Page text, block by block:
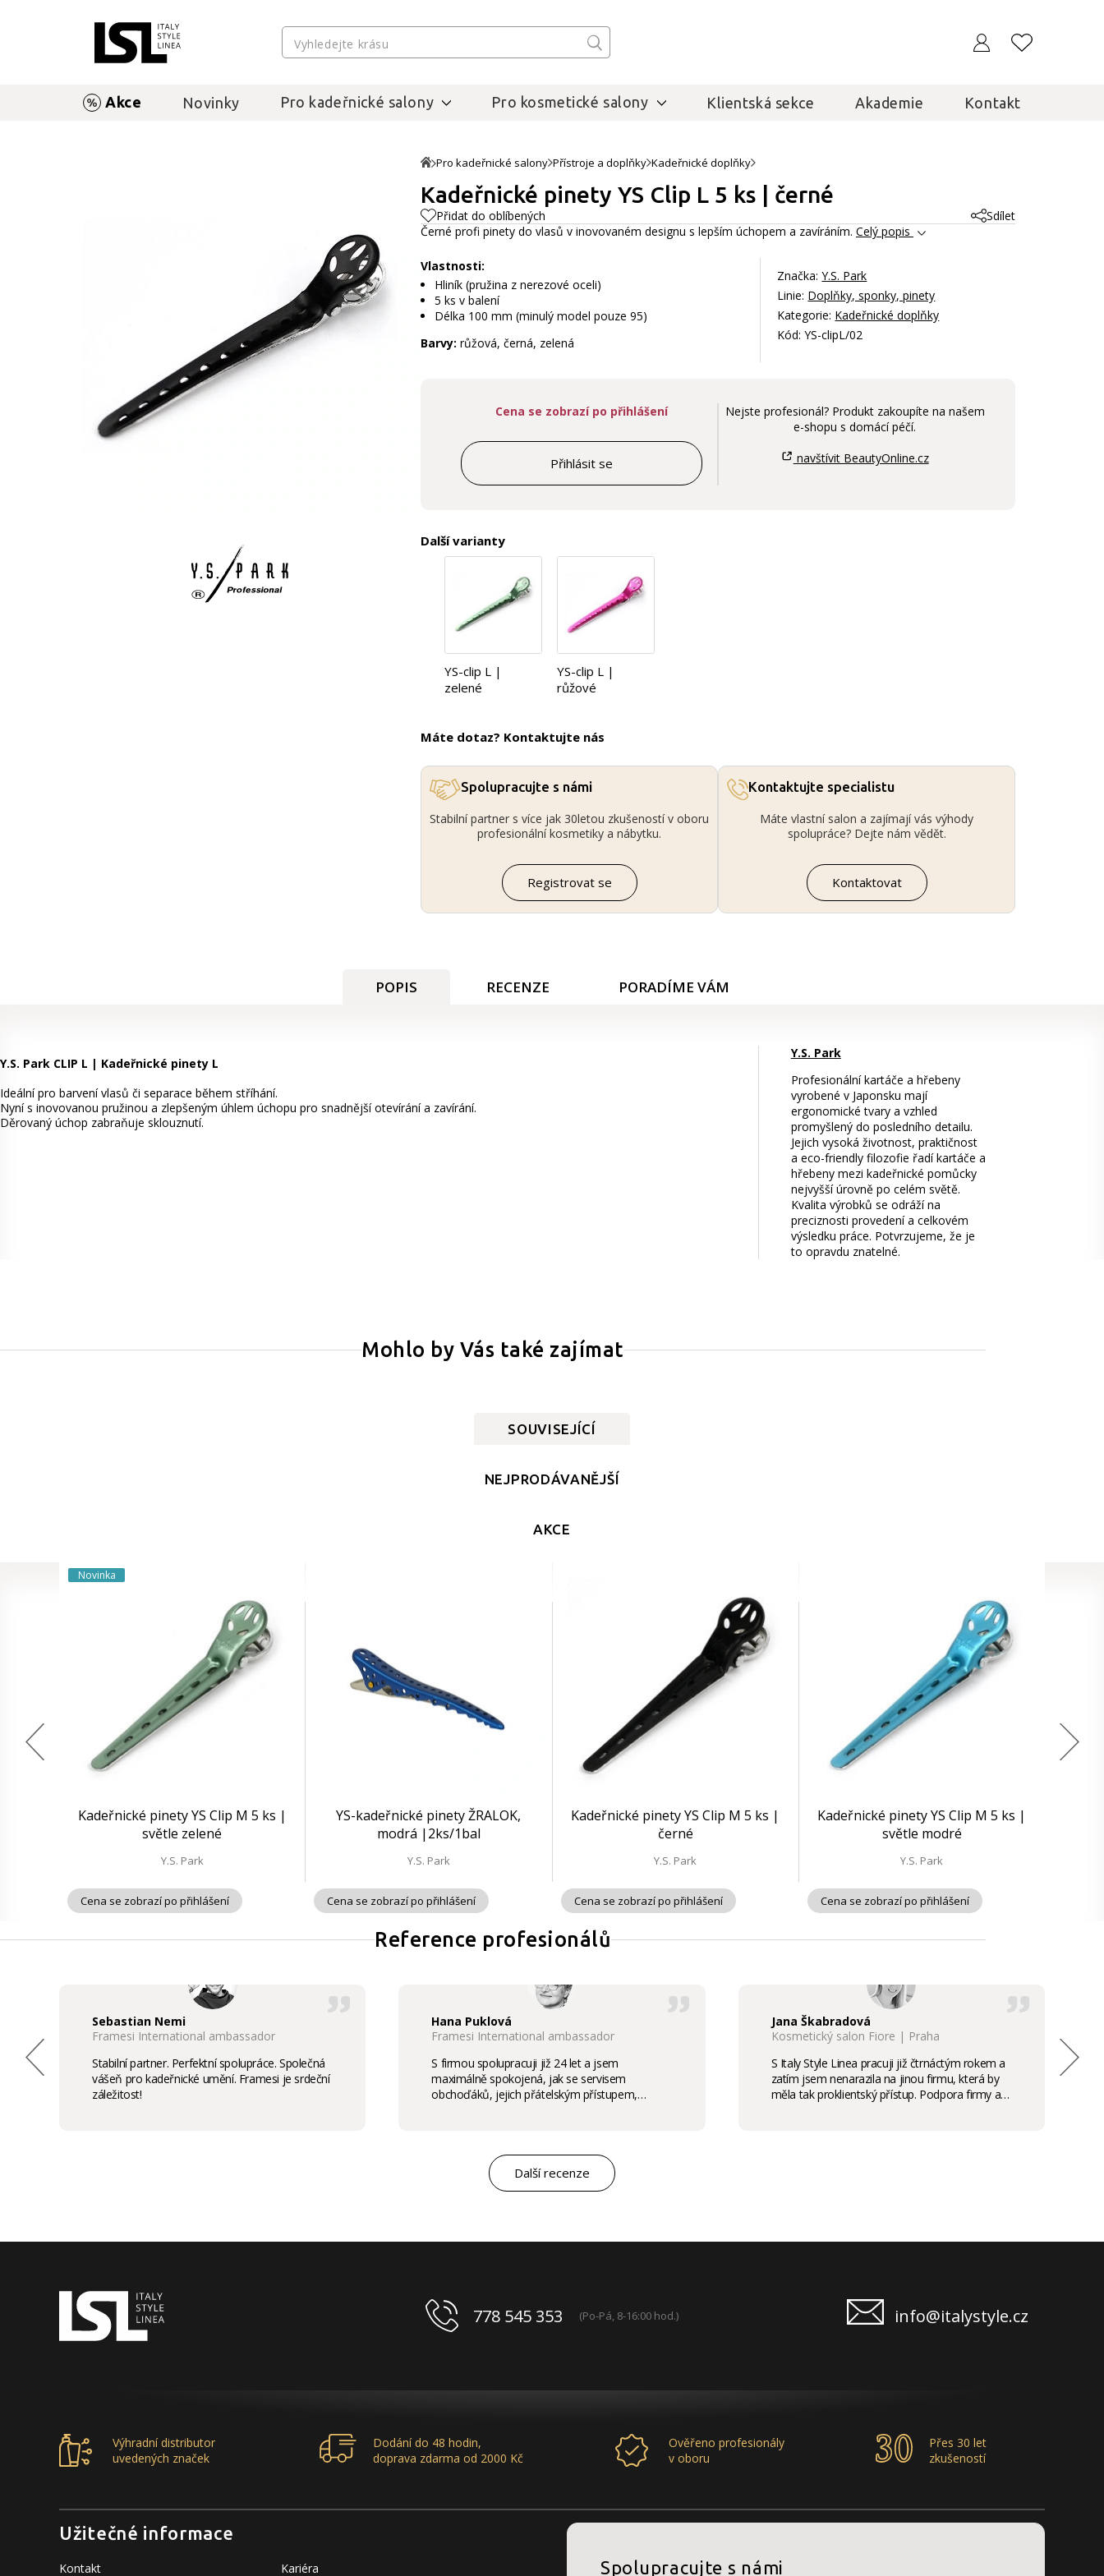
Akce Novinky Pro kadeřnické salony Pro kosmetické salony Klientská sekce Akademie Kontakt
Pro kadeřnické salony Přístroje a doplňky Kadeřnické doplňky
Kadeřnické pinety YS Clip L 5 ks | černé
Přidat do oblíbených
Sdílet
Černé profi pinety do vlasů v inovovaném designu s lepším úchopem a zavíráním. Celý popis
Vlastnosti:
Hliník (pružina z nerezové oceli)
5 ks v balení
Délka 100 mm (minulý model pouze 95)
Barvy: růžová, černá, zelená
Značka:Y.S. Park
Linie: Doplňky, sponky, pinety
Kategorie: Kadeřnické doplňky
Kód: YS-clipL/02
Cena se zobrazí po přihlášení
Přihlásit se
Nejste profesionál? Produkt zakoupíte na našem
e-shopu s domácí péčí.
navštívit BeautyOnline.cz
Další varianty
YS-clip L |
zelené
YS-clip L |
růžové
Máte dotaz? Kontaktujte nás
Spolupracujte s námi
Stabilní partner s více jak 30letou zkušeností v oboru
profesionální kosmetiky a nábytku.
Registrovat se
Kontaktujte specialistu
Máte vlastní salon a zajímají vás výhody
spolupráce? Dejte nám vědět.
Kontaktovat
POPIS RECENZE PORADÍME VÁM
Y.S. Park CLIP L | Kadeřnické pinety L
Ideální pro barvení vlasů či separace během stříhání.
Nyní s inovovanou pružinou a zlepšeným úhlem úchopu pro snadnější otevírání a zavírání.
Děrovaný úchop zabraňuje sklouznutí.
Y.S. Park
Profesionální kartáče a hřebeny
vyrobené v Japonsku mají
ergonomické tvary a vzhled
promyšlený do posledního detailu.
Jejich vysoká životnost, praktičnost
a eco-friendly filozofie řadí kartáče a
hřebeny mezi kadeřnické pomůcky
nejvyšší úrovně po celém světě.
Kvalita výrobků se odráží na
preciznosti provedení a celkovém
výsledku práce. Potvrzujeme, že je
to opravdu znatelné.
Mohlo by Vás také zajímat
SOUVISEJÍCÍ
NEJPRODÁVANĚJŠÍ
AKCE
Novinka
Kadeřnické pinety YS Clip M 5 ks |
světle zelené
Y.S. Park
Cena se zobrazí po přihlášení
YS-kadeřnické pinety ŽRALOK,
modrá |2ks/1bal
Y.S. Park
Cena se zobrazí po přihlášení
Kadeřnické pinety YS Clip M 5 ks |
černé
Y.S. Park
Cena se zobrazí po přihlášení
Kadeřnické pinety YS Clip M 5 ks |
světle modré
Y.S. Park
Cena se zobrazí po přihlášení
Reference profesionálů
Sebastian Nemi
Framesi International ambassador
Stabilní partner. Perfektní spolupráce. Společná
vášeň pro kadeřnické umění. Framesi je srdeční
záležitost!
Hana Puklová
Framesi International ambassador
S firmou spolupracuji již 24 let a jsem
maximálně spokojená, jak se servisem
obchoďáků, jejich přátelským přístupem,
marketingovým servisem. Pro mě je to po těch
letech „druhá rodina“. Myslím, že ty roky
spolupráce mluví za vše.
Jana Škabradová
Kosmetický salon Fiore | Praha
S Italy Style Linea pracuji již čtrnáctým rokem a
zatím jsem nenarazila na jinou firmu, která by
měla tak proklientský přístup. Podpora firmy a
Další recenze
778 545 353 (Po-Pá, 8-16:00 hod.) info@italystyle.cz
Výhradní distributor
uvedených značek
Dodání do 48 hodin,
doprava zdarma od 2000 Kč
Ověřeno profesionály
v oboru
Přes 30 let
zkušeností
Užitečné informace
Kontakt Kariéra Spolupracujte s námi